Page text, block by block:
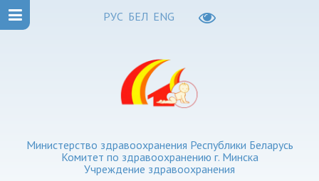
РУС БЕЛ ENG
Министерство здравоохранения Республики Беларусь
Комитет по здравоохранению г. Минска
Учреждение здравоохранения